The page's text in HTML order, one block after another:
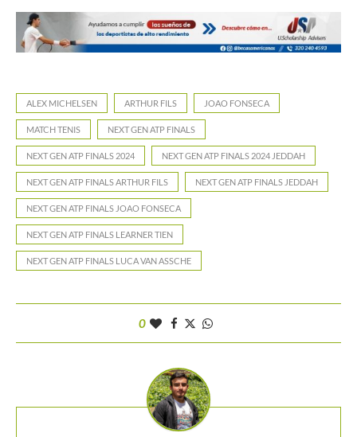
ALEX MICHELSEN ARTHUR FILS JOAO FONSECA
MATCH TENIS NEXT GEN ATP FINALS
NEXT GEN ATP FINALS 2024 NEXT GEN ATP FINALS 2024 JEDDAH
NEXT GEN ATP FINALS ARTHUR FILS NEXT GEN ATP FINALS JEDDAH
NEXT GEN ATP FINALS JOAO FONSECA
NEXT GEN ATP FINALS LEARNER TIEN
NEXT GEN ATP FINALS LUCA VAN ASSCHE
0